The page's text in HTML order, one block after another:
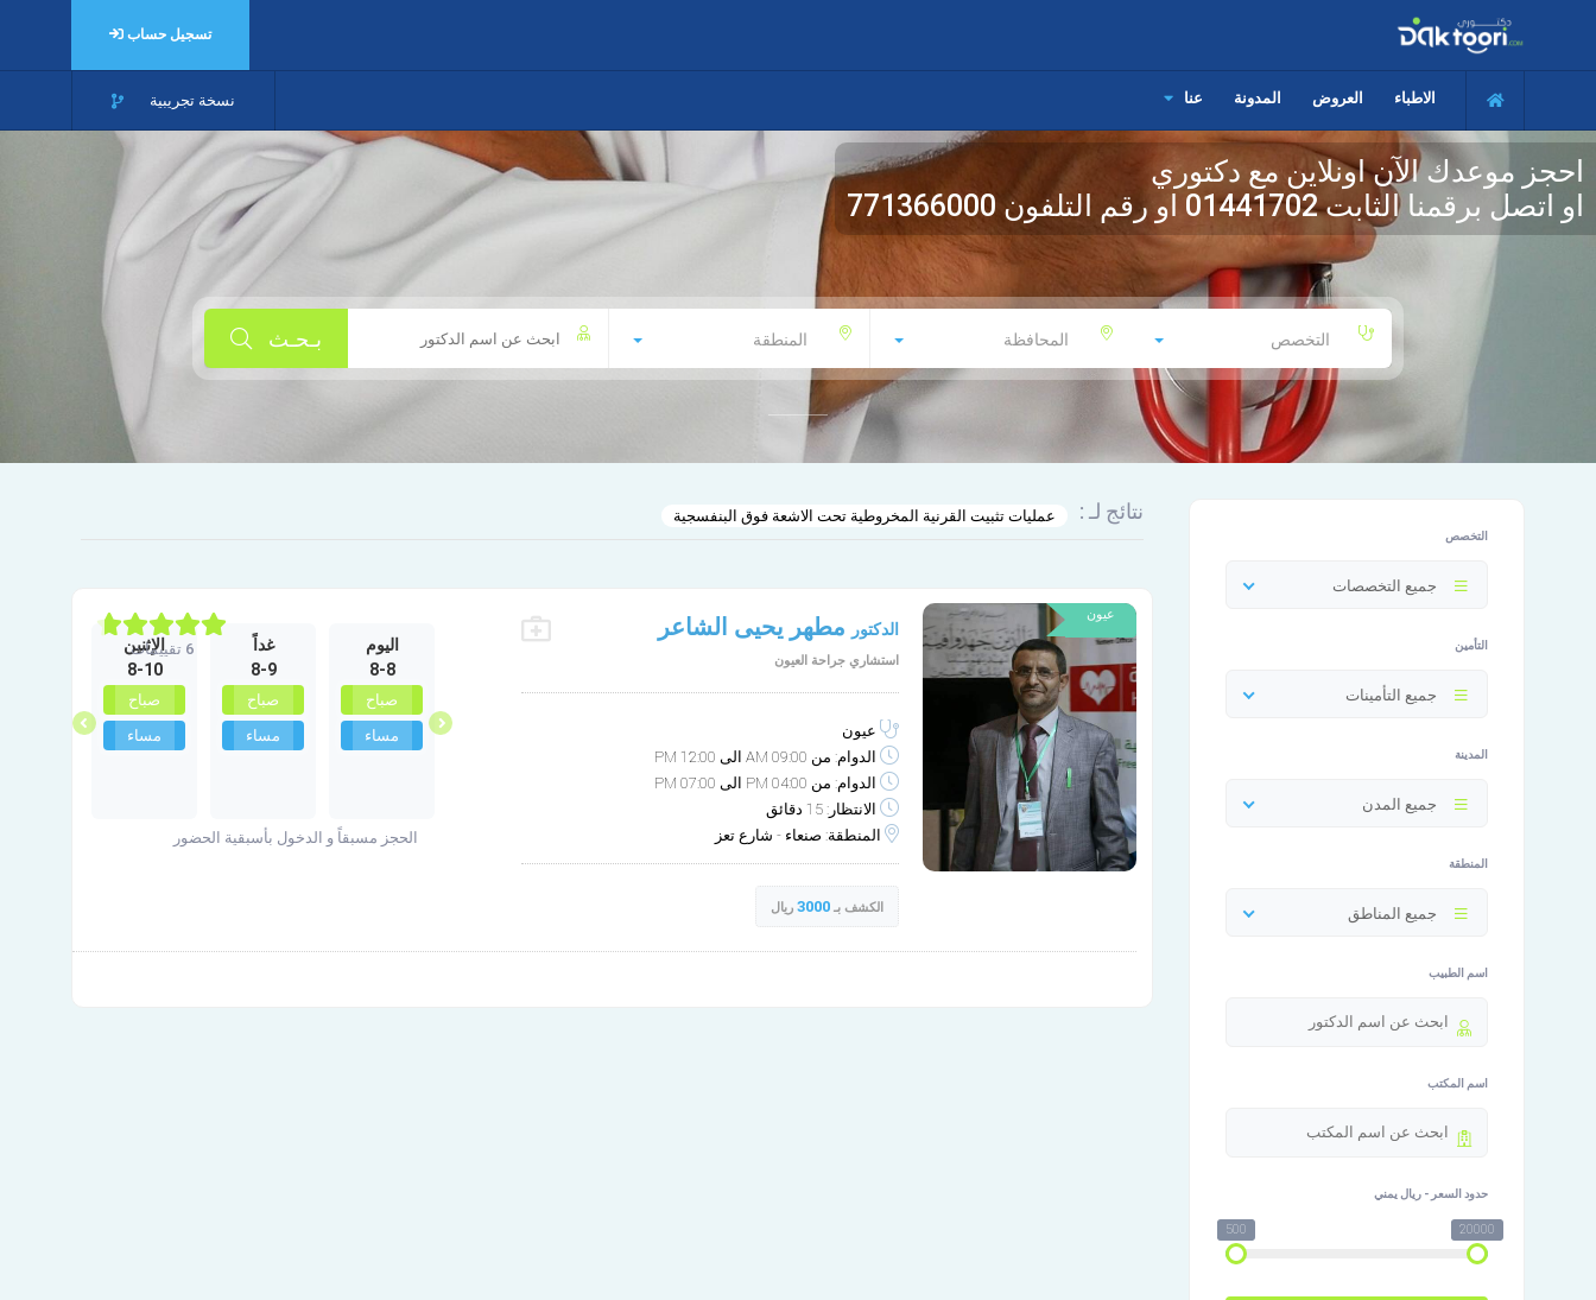
تسجيل حساب
نسخة تجريبية الاطباء العروض المدونة عنا
التخصص المحافظة المنطقة بـحـث
احجز موعدك الآن اونلاين مع دكتوري
771366000
او اتصل برقمنا الثابت01441702 او رقم التلفون
التخصص
جميع التخصصات
التأمين
جميع التأمينات
المدينة
جميع المدن
المنطقة
جميع المناطق
اسم الطبيب
اسم المكتب
حدود السعر - ريال يمني
500 20000
نتائج لـ : عمليات تثبيت القرنية المخروطية تحت الاشعة فوق البنفسجية
عيون
الدكتور مطهر يحيى الشاعر
استشاري جراحة العيون
عيون
الدوام: من 09:00 AM الى 12:00 PM
الدوام: من 04:00 PM الى 07:00 PM
الانتظار: 15 دقائق
المنطقة: صنعاء - شارع تعز
الكشف بـ 3000ريال
الأربعاء
الجمعة
غير متوفر
اليوم
8-8
صباح
مساء
غداً
8-9
صباح
مساء
الإثنين
8-10
صباح
مساء
الحجز مسبقاً و الدخول بأسبقية الحضور
6 تقييمات